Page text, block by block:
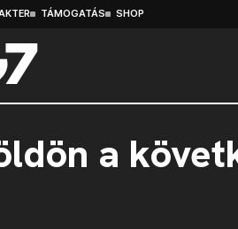
TÁMOGATÁS SHOP
a